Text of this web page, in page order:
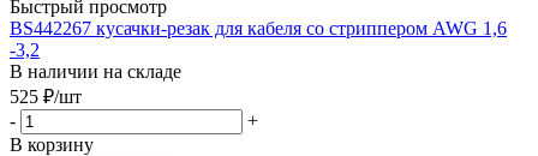
Быстрый просмотр
BS442267 кусачки-резак для кабеля со стриппером AWG 1,6
-3,2
В наличии на складе
525 ₽/шт
-
+
В корзину